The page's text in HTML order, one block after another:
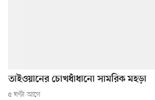
তাইওয়ানের চোখধাঁধানো সামরিক মহড়া
৫ ঘণ্টা আগে